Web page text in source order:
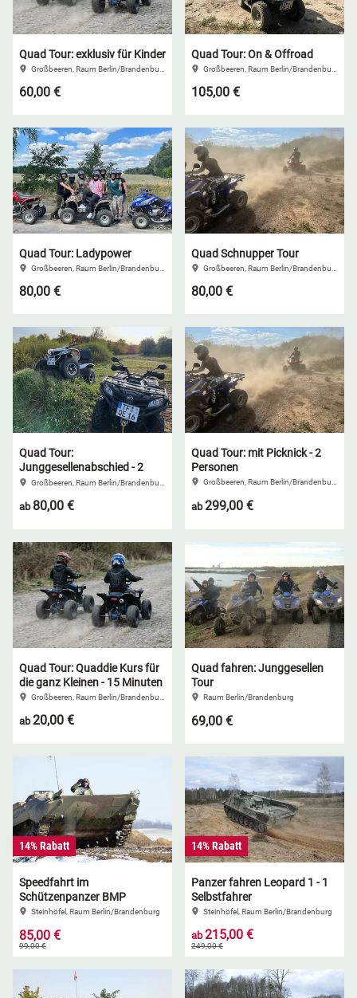
Quad Tour: exklusiv für Kinder
Großbeeren, Raum Berlin/Brandenburg
60,00 €
Quad Tour: On & Offroad
Großbeeren, Raum Berlin/Brandenburg
105,00 €
Quad Tour: Ladypower
Großbeeren, Raum Berlin/Brandenburg
80,00 €
Quad Schnupper Tour
Großbeeren, Raum Berlin/Brandenburg
80,00 €
Quad Tour:
Junggesellenabschied - 2
Stunden
Großbeeren, Raum Berlin/Brandenburg
ab 80,00 €
Quad Tour: mit Picknick - 2
Personen
Großbeeren, Raum Berlin/Brandenburg
ab299,00 €
Quad Tour: Quaddie Kurs für
die ganz Kleinen - 15 Minuten
Großbeeren, Raum Berlin/Brandenburg
ab20,00 €
Quad fahren: Junggesellen
Tour
Raum Berlin/Brandenburg
69,00 €
14% Rabatt
Speedfahrt im
Schützenpanzer BMP
Steinhöfel, Raum Berlin/Brandenburg
85,00 €
99,00 €
14% Rabatt
Panzer fahren Leopard 1 - 1
Selbstfahrer
Steinhöfel, Raum Berlin/Brandenburg
ab215,00 €
249,00 €